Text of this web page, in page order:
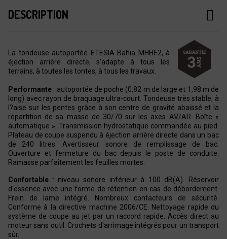
DESCRIPTION
La tondeuse autoportée ETESIA Bahia MHHE2, à
éjection arrière directe, s'adapte à tous les
terrains, à toutes les tontes, à tous les travaux.
Performante : autoportée de poche (0,82 m de large et 1,98 m de
long) avec rayon de braquage ultra-court. Tondeuse très stable, à
l?aise sur les pentes grâce à son centre de gravité abaissé et la
répartition de sa masse de 30/70 sur les axes AV/AR. Boîte «
automatique ». Transmission hydrostatique commandée au pied.
Plateau de coupe suspendu à éjection arrière directe dans un bac
de 240 litres. Avertisseur sonore de remplissage de bac.
Ouverture et fermeture du bac depuis le poste de conduite.
Ramasse parfaitement les feuilles mortes.
Confortable : niveau sonore inférieur à 100 dB(A). Réservoir
d'essence avec une forme de rétention en cas de débordement.
Frein de lame intégré. Nombreux contacteurs de sécurité.
Conforme à la directive machine 2006/CE. Nettoyage rapide du
système de coupe au jet par un raccord rapide. Accès direct au
moteur sans outil. Crochets d'arrimage intégrés pour un transport
sûr.